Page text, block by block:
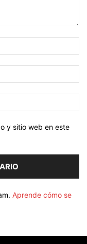
y sitio web en este
Aprende cómo se